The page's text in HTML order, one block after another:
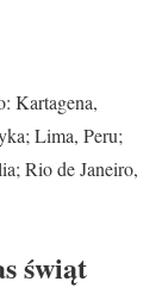
Kartagena,
Lima, Peru;
Rio de Janeiro,
świąt